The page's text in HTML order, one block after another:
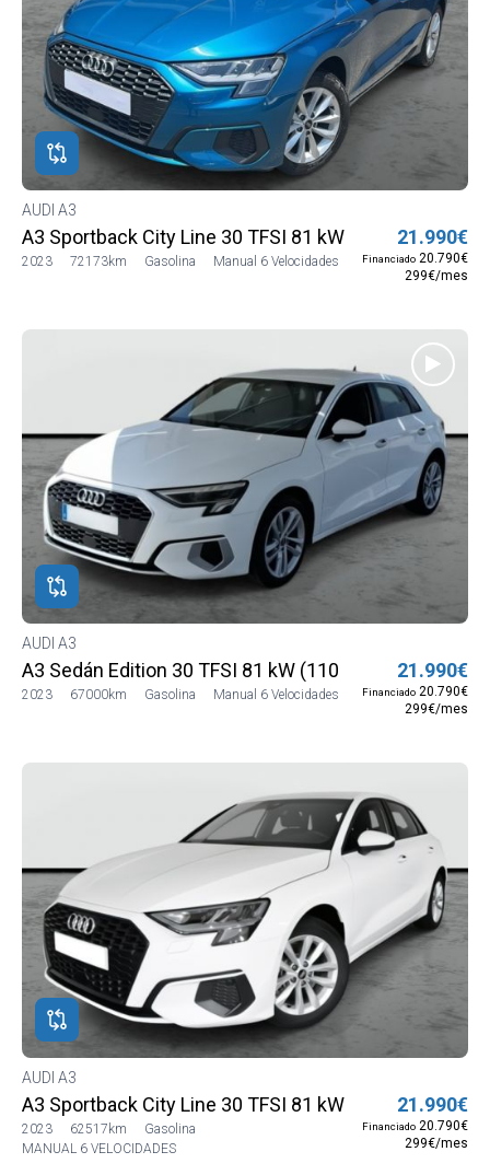
AUDI A3
A3 Sportback City Line 30 TFSI 81 kW (110 CV)
2023 72173km Gasolina Manual 6 Velocidades
21.990€
Financiado 20.790€
299€/mes
AUDI A3
A3 Sedán Edition 30 TFSI 81 kW (110 CV)
2023 67000km Gasolina Manual 6 Velocidades
21.990€
Financiado 20.790€
299€/mes
AUDI A3
A3 Sportback City Line 30 TFSI 81 kW (110 CV)
2023 62517km
Gasolina
MANUAL 6 VELOCIDADES
21.990€
Financiado 20.790€
299€/mes